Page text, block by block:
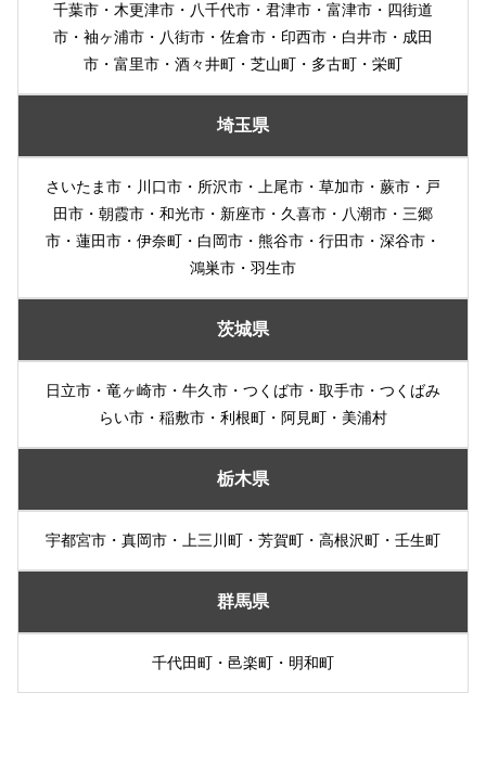
千葉市・木更津市・八千代市・君津市・富津市・四街道
市・袖ヶ浦市・八街市・佐倉市・印西市・白井市・成田
市・富里市・酒々井町・芝山町・多古町・栄町
埼玉県
さいたま市・川口市・所沢市・上尾市・草加市・蕨市・戸
田市・朝霞市・和光市・新座市・久喜市・八潮市・三郷
市・蓮田市・伊奈町・白岡市・熊谷市・行田市・深谷市・
鴻巣市・羽生市
茨城県
日立市・竜ヶ崎市・牛久市・つくば市・取手市・つくばみ
らい市・稲敷市・利根町・阿見町・美浦村
栃木県
宇都宮市・真岡市・上三川町・芳賀町・高根沢町・壬生町
群馬県
千代田町・邑楽町・明和町